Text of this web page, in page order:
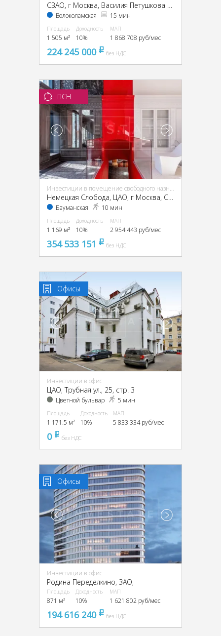
Волоколамская 15 мин
Площадь
1 505 м²
Доходность
10%
МАП
1 868 708 руб/мес
224 245 000 pуббез НДС
ПСН
Инвестиции в помещение свободного назначения (ПСН)
Немецкая Слобода, ЦАО, г Москва, Спартаковская ул., 11, стр. 1
Бауманская 10 мин
Площадь
1 169 м²
Доходность
10%
МАП
2 954 443 руб/мес
354 533 151 pуббез НДС
Офисы
Инвестиции в офис
ЦАО, Трубная ул., 25, стр. 3
Цветной бульвар 5 мин
Площадь
1 171.5 м²
Доходность
10%
МАП
5 833 334 руб/мес
0 pуббез НДС
Офисы
Инвестиции в офис
Родина Переделкино, ЗАО,
Площадь
871 м²
Доходность
10%
МАП
1 621 802 руб/мес
194 616 240 pуббез НДС